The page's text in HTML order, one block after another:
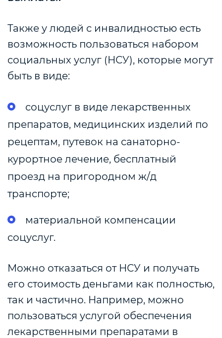
Также у людей с инвалидностью есть
возможность пользоваться набором
социальных услуг (НСУ), которые могут
быть в виде:
соцуслуг в виде лекарственных
препаратов, медицинских изделий по
рецептам, путевок на санаторно-
курортное лечение, бесплатный
проезд на пригородном ж/д
транспорте;
материальной компенсации
соцуслуг.
Можно отказаться от НСУ и получать
его стоимость деньгами как полностью,
так и частично. Например, можно
пользоваться услугой обеспечения
лекарственными препаратами в